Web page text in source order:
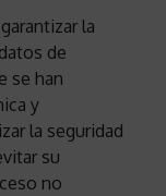
la
de
se han
y
la seguridad
su
no